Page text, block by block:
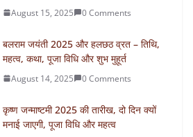
August 15, 2025 0 Comments
बलराम जयंती 2025 और हलछठ व्रत – तिथि,
महत्व, कथा, पूजा विधि और शुभ मुहूर्त
August 14, 2025 0 Comments
कृष्ण जन्माष्टमी 2025 की तारीख, दो दिन क्यों
मनाई जाएगी, पूजा विधि और महत्व